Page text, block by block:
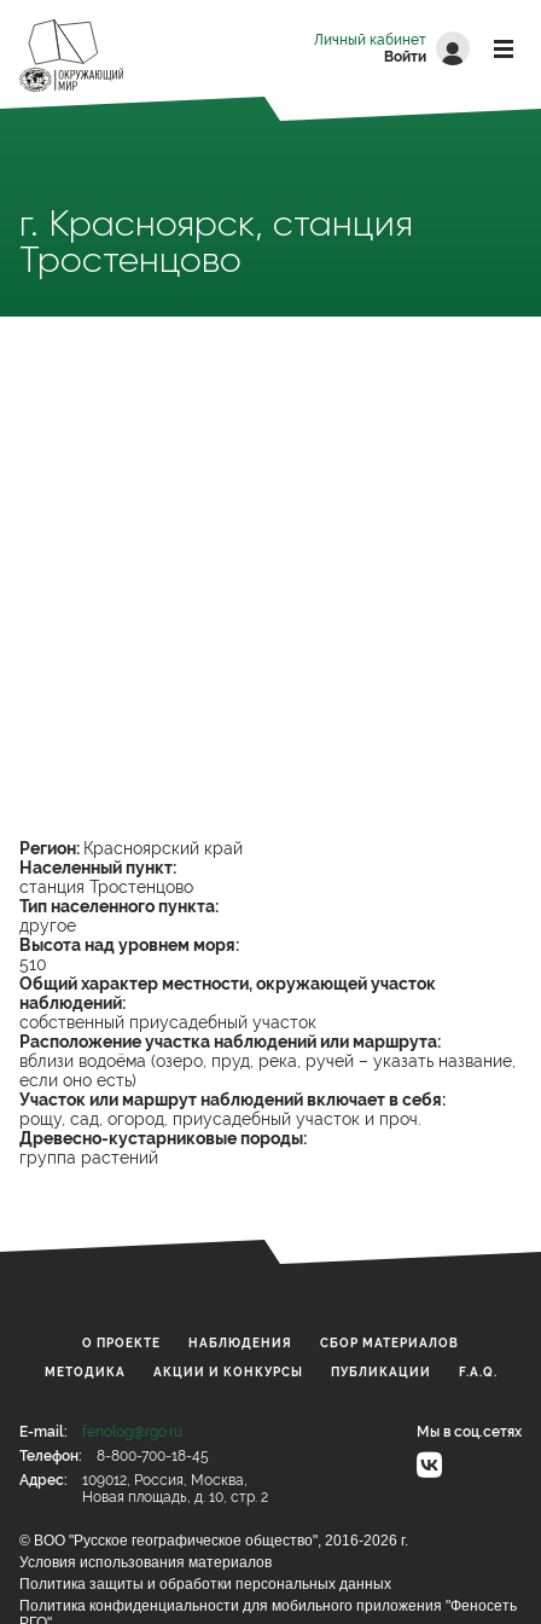
Личный кабинет
Войти
г. Красноярск, станция
Тростенцово
Регион: Красноярский край
Населенный пункт:
станция Тростенцово
Тип населенного пункта:
другое
Высота над уровнем моря:
510
Общий характер местности, окружающей участок
наблюдений:
собственный приусадебный участок
Расположение участка наблюдений или маршрута:
вблизи водоёма (озеро, пруд, река, ручей – указать название,
если оно есть)
Участок или маршрут наблюдений включает в себя:
рощу, сад, огород, приусадебный участок и проч.
Древесно-кустарниковые породы:
группа растений
О ПРОЕКТЕ НАБЛЮДЕНИЯ CБОР МАТЕРИАЛОВ
МЕТОДИКА АКЦИИ И КОНКУРСЫ ПУБЛИКАЦИИ F.A.Q.
Мы в соц.сетях
E-mail:
fenolog@rgo.ru
Телефон:
8-800-700-18-45
Адрес:
109012, Россия, Москва,
Новая площадь, д. 10, стр. 2
© ВОО "Русское географическое общество", 2016-2026 г.
Условия использования материалов
Политика защиты и обработки персональных данных
Политика конфиденциальности для мобильного приложения "Феносеть